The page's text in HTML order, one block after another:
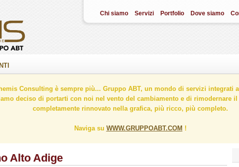
Chi siamo Servizi Portfolio Dove siamo
Consulting è sempre più... Gruppo ABT, un mondo di servizi integrati
deciso di portarti con noi nel vento del cambiamento e di rimodernare
completamente rinnovato nella grafica, più ricco, più completo.
Naviga su WWW.GRUPPOABT.COM !
Alto Adige